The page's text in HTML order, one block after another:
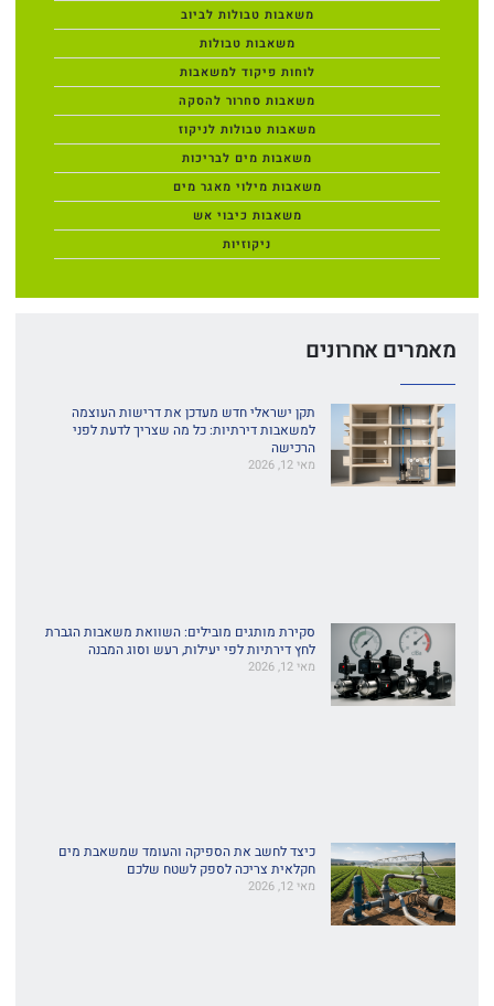
משאבות טבולות לביוב
משאבות טבולות
לוחות פיקוד למשאבות
משאבות סחרור להסקה
משאבות טבולות לניקוז
משאבות מים לבריכות
משאבות מילוי מאגר מים
משאבות כיבוי אש
ניקוזיות
מאמרים אחרונים
תקן ישראלי חדש מעדכן את דרישות העוצמה
למשאבות דירתיות: כל מה שצריך לדעת לפני
הרכישה
מאי 12, 2026
סקירת מותגים מובילים: השוואת משאבות הגברת
לחץ דירתיות לפי יעילות, רעש וסוג המבנה
מאי 12, 2026
כיצד לחשב את הספיקה והעומד שמשאבת מים
חקלאית צריכה לספק לשטח שלכם
מאי 12, 2026